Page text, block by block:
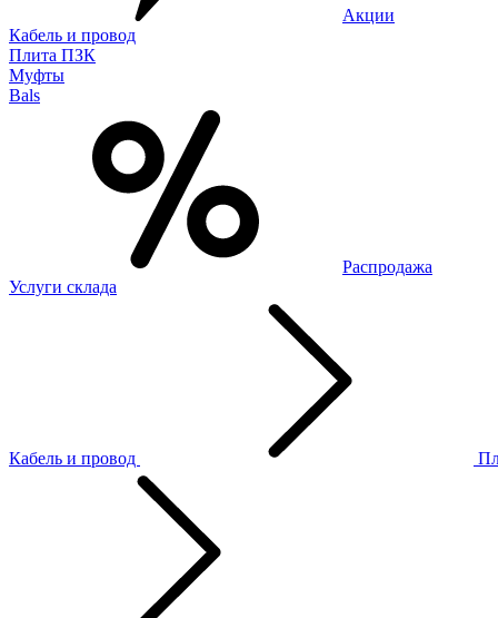
Акции
Кабель и провод
Плита ПЗК
Муфты
Bals
Распродажа
Услуги склада
Кабель и провод